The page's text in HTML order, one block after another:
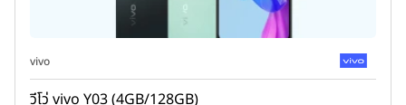
vivo
วีโว่ vivo Y03 (4GB/128GB)